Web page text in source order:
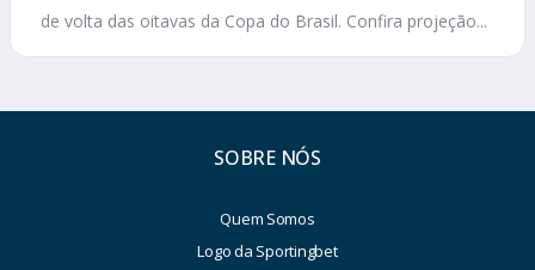
de volta das oitavas da Copa do Brasil. Confira projeção...
SOBRE NÓS
Quem Somos
Logo da Sportingbet